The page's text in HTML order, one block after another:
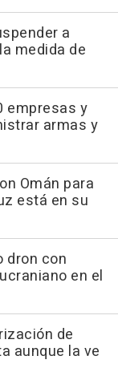
a
medida de
empresas y
armas y
Omán para
está en su
dron con
en el
de
aunque la ve